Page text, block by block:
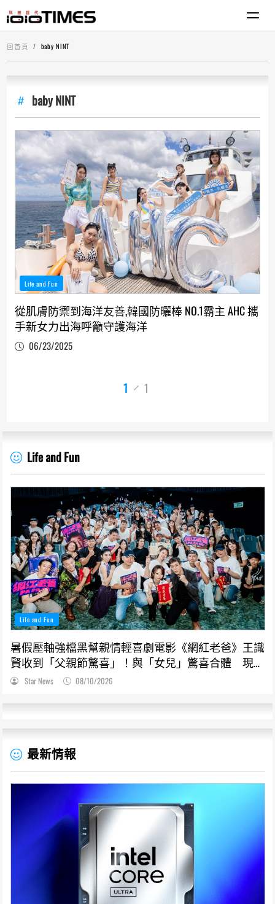
回首頁 baby NINT
baby NINT
Life and Fun
從肌膚防禦到海洋友善,韓國防曬棒 NO.1霸主 AHC 攜
手新女力出海呼籲守護海洋
06/23/2025
1 1
Life and Fun
Life and Fun
暑假壓軸強檔黑幫親情輕喜劇電影《網紅老爸》王識
賢收到「父親節驚喜」！與「女兒」驚喜合體 現身
信義威秀全場HIGH爆
Star News 08/10/2026
最新情報